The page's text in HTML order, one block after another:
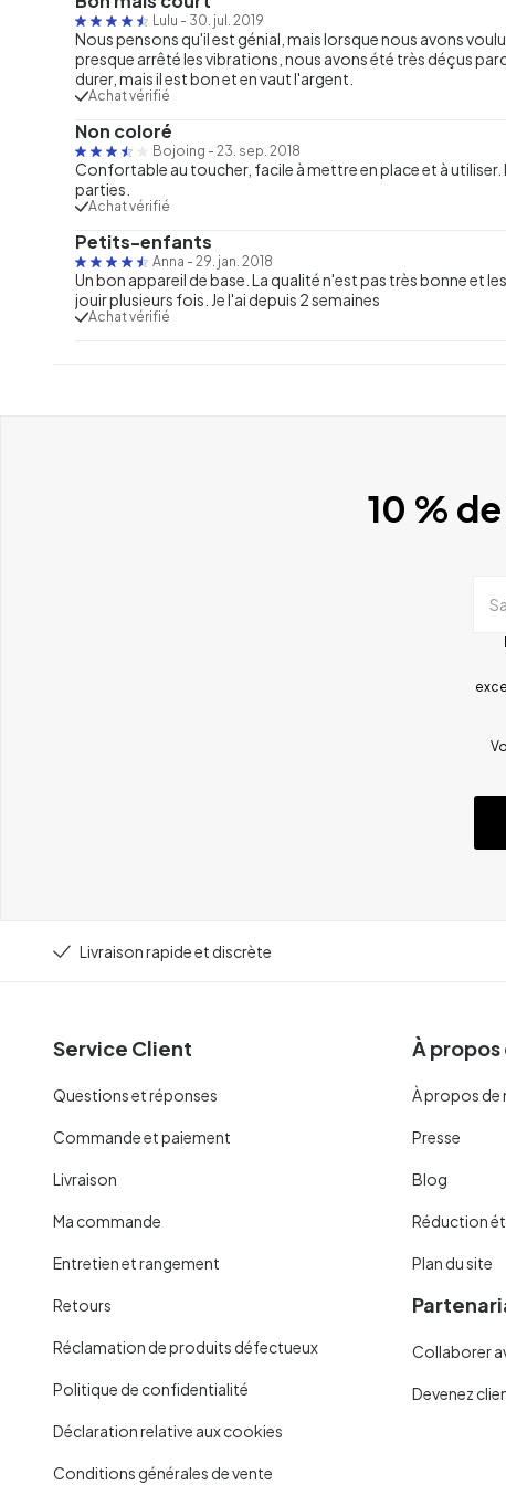
Lulu - 30. jul. 2019
Nous pensons qu'il est génial, mais lorsque nous avons
presque arrêté les vibrations, nous avons été très déçus
durer, mais il est bon et en vaut l'argent.
Achat vérifié
Non coloré
Bojoing - 23. sep. 2018
Confortable au toucher, facile à mettre en place et à
parties.
Achat vérifié
Petits-enfants
Anna - 29. jan. 2018
Un bon appareil de base. La qualité n'est pas très bonne et
jouir plusieurs fois. Je l'ai depuis 2 semaines
Achat vérifié
10 %
Livraison rapide et discrète
Service Client
Questions et réponses
Commande et paiement
Livraison
Ma commande
Entretien et rangement
Retours
Réclamation de produits défectueux
Politique de confidentialité
Déclaration relative aux cookies
Conditions générales de vente
À propos
À propos de
Presse
Blog
Réduction
Plan du site
Collaborer
Devenez